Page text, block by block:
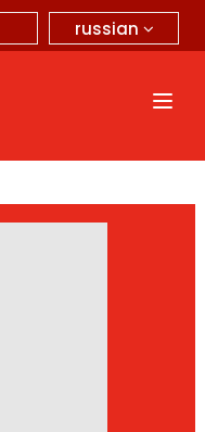
russian